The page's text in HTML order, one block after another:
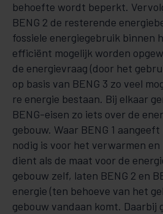
behoefte wordt beperkt.
BENG 2 de reste­ren­­de
fos­siele energiegebruik binnen
efficiënt mogelijk worden
de ener­gie­vraag (door het
op basis van BENG 3 zo veel
re energie be­staan. Bij elkaar
BENG-eisen zo iets over de
gebouw. Waar BENG 1
nodig is voor het verwarmen
dient als de maat voor de
gebouw zelf, laten BENG 2 en
energie (ten behoeve van het
gebouw vandaan komt. Daarbij